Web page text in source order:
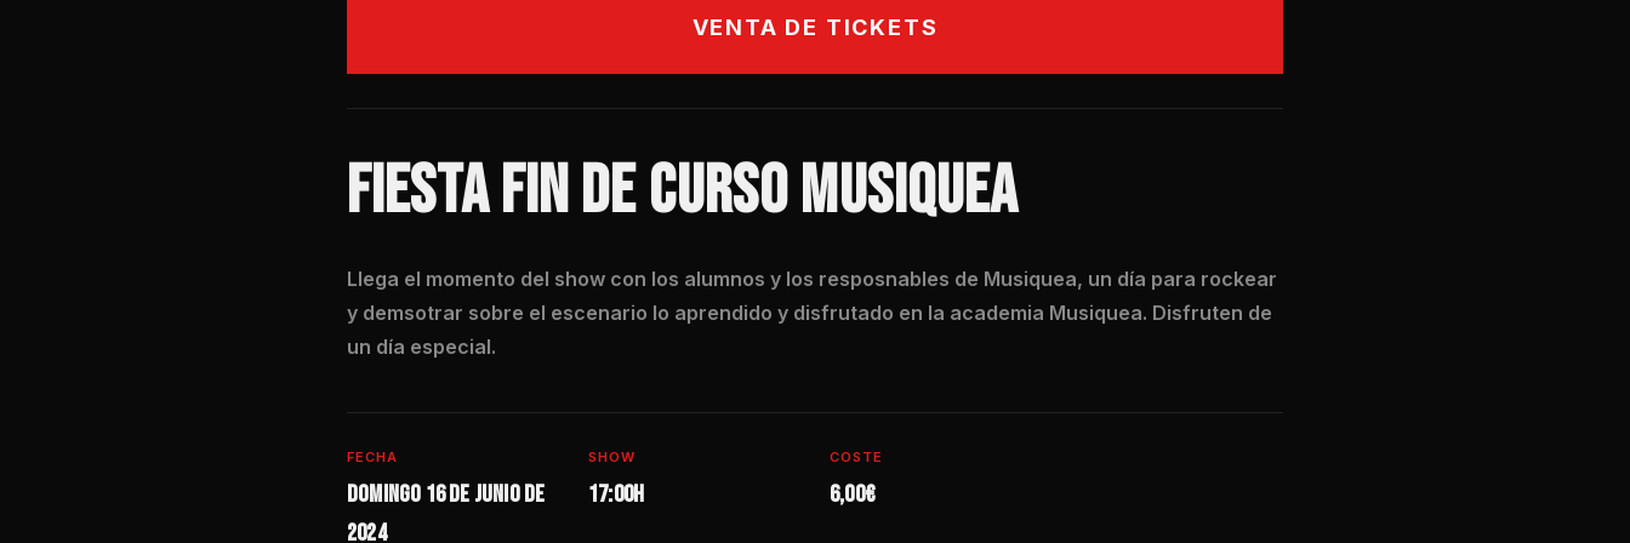
VENTA DE TICKETS
FIESTA FIN DE CURSO MUSIQUEA
Llega el momento del show con los alumnos y los resposnables de Musiquea, un día para rockear
y demsotrar sobre el escenario lo aprendido y disfrutado en la academia Musiquea. Disfruten de
un día especial.
FECHA
Domingo 16 de junio de
2024
SHOW
17:00h
COSTE
6,00€